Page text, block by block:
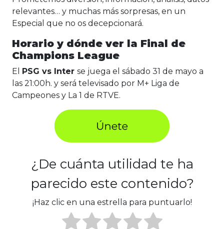
relevantes… y muchas más sorpresas, en un
Especial que no os decepcionará.
Horario y dónde ver la Final de
Champions League
El PSG vs Inter se juega el sábado 31 de mayo a
las 21:00h. y será televisado por M+ Liga de
Campeones y La 1 de RTVE.
¿De cuánta utilidad te ha
parecido este contenido?
¡Haz clic en una estrella para puntuarlo!